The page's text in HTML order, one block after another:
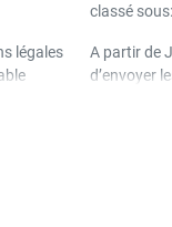
légales
classé sous:
A partir de
d’envoyer